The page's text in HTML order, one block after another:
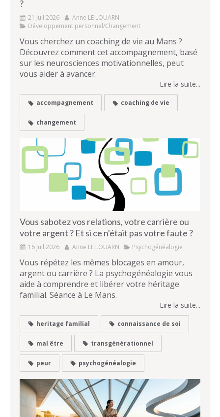
?
21 Juil 2026
Anne LE LOUARN
Développement personnel/Changement
Vous cherchez un coaching de vie au Mans ?
Découvrez comment cet accompagnement, basé
sur les neurosciences motivationnelles, peut
vous aider à avancer.
Lire la suite...
accompagnement coaching de vie
changement
Vous sabotez vos relations, votre carrière ou
votre argent ? Et si ce n'était pas votre faute ?
16 Juil 2026 Anne LE LOUARN Psychogénéalogie
Vous répétez les mêmes blocages en amour,
argent ou carrière ? La psychogénéalogie vous
aide à comprendre et libérer votre héritage
familial. Séance à Le Mans.
Lire la suite...
heritage familial connaissance de soi
mal être transgénérationnel
peur psychogénéalogie